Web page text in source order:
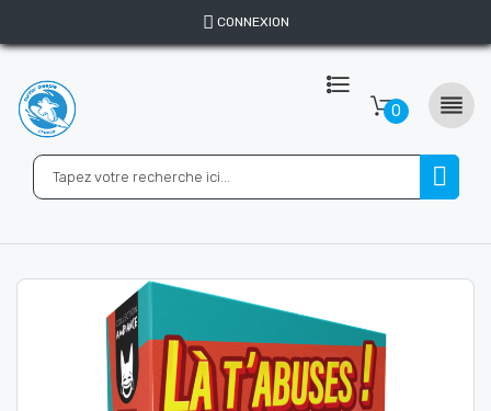
CONNEXION
0 